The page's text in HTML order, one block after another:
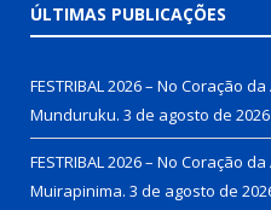
ÚLTIMAS PUBLICAÇÕES
FESTRIBAL 2026 – No Coração
Munduruku. 3 de agosto de 2026
FESTRIBAL 2026 – No Coração
Muirapinima. 3 de agosto de